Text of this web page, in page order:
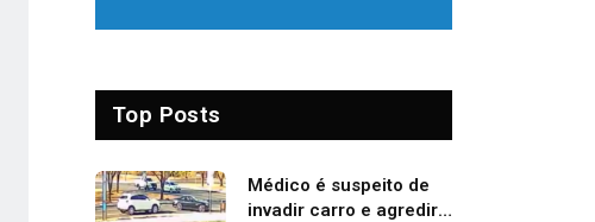
Top Posts
Médico é suspeito de
invadir carro e agredir